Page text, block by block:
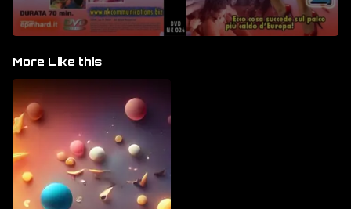
More Like this